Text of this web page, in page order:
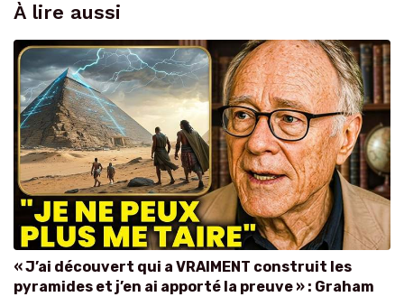
À lire aussi
« J’ai découvert qui a VRAIMENT construit les
pyramides et j’en ai apporté la preuve » : Graham